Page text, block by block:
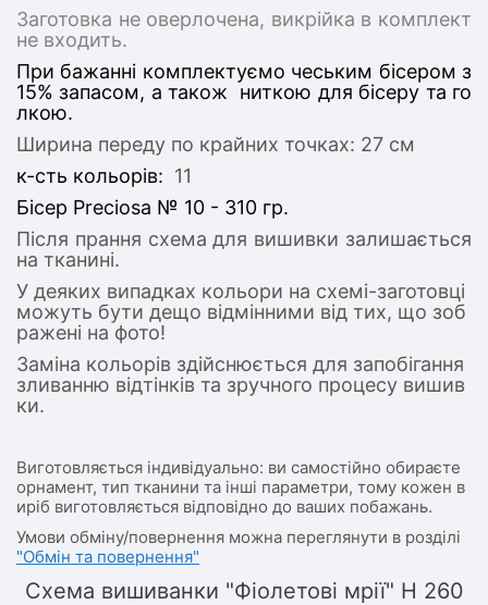
Заготовка не оверлочена, викрійка в комплект
не входить.
При бажанні комплектуємо чеським бісером з
15% запасом, а також ниткою для бісеру та го
лкою.
Ширина переду по крайних точках: 27 см
к-сть кольорів: 11
Бісер Preciosa № 10 - 310 гр.
Після прання схема для вишивки залишається
на тканині.
У деяких випадках кольори на схемі-заготовці
можуть бути дещо відмінними від тих, що зоб
ражені на фото!
Заміна кольорів здійснюється для запобігання
зливанню відтінків та зручного процесу вишив
ки.
Виготовляється індивідуально: ви самостійно обираєте
орнамент, тип тканини та інші параметри, тому кожен в
иріб виготовляється відповідно до ваших побажань.
Умови обміну/повернення можна переглянути в розділі
"Обмін та повернення"
Схема вишиванки "Фіолетові мрії" Н 260